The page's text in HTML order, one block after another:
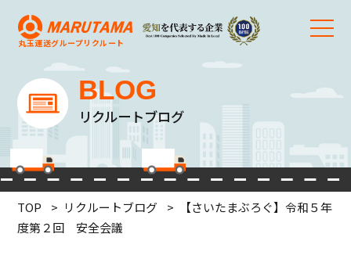
丸玉運送グループリクルート
BLOG
リクルートブログ
TOP リクルートブログ
【さいたまぶろぐ】令和５年
度第２回 安全会議